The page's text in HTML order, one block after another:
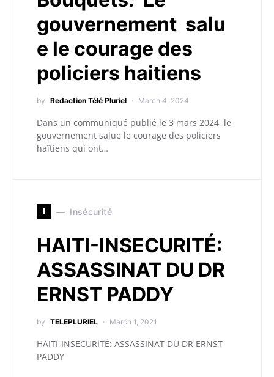
gouvernement salu
e le courage des
policiers haitiens
by Redaction Télé Pluriel March 4, 2024
Dans un communiqué publié le 3 mars 2024, le
gouvernement salue le courage des policiers
haïtiens qui ont…
I Insécurité
HAITI-INSECURITÉ:
ASSASSINAT DU DR
ERNST PADDY
by TELEPLURIEL March 1, 2021
HAITI-INSECURITÉ: ASSASSINAT DU DR ERNST
PADDY